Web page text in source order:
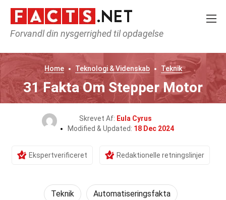
Forvandl din nysgerrighed til opdagelse
Home Teknologi & Videnskab Teknik
31 Fakta Om Stepper Motor
Skrevet Af: Eula Cyrus
Modified & Updated: 18 Dec 2024
Ekspertverificeret Redaktionelle retningslinjer
Teknik Automatiseringsfakta